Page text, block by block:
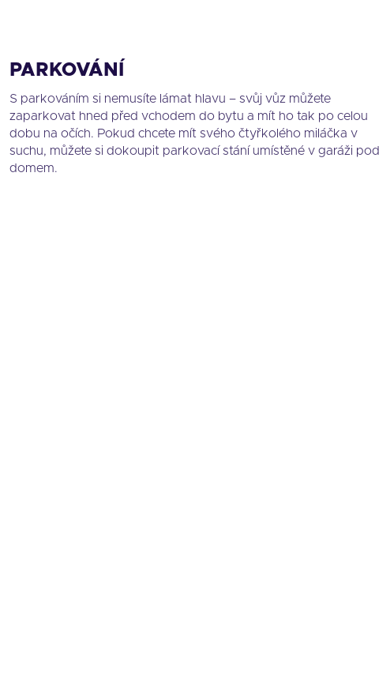
PARKOVÁNÍ
S parkováním si nemusíte lámat hlavu – svůj vůz můžete
zaparkovat hned před vchodem do bytu a mít ho tak po celou
dobu na očích. Pokud chcete mít svého čtyřkolého miláčka v
suchu, můžete si dokoupit parkovací stání umístěné v garáži pod
domem.